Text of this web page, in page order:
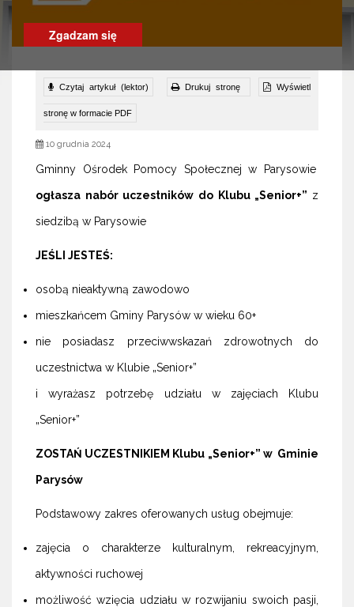
Zgadzam się
Czytaj artykuł (lektor) Drukuj stronę Wyświetl
stronę w formacie PDF
10 grudnia 2024
Gminny Ośrodek Pomocy Społecznej w Parysowie
ogłasza nabór uczestników do Klubu „Senior+” z
siedzibą w Parysowie
JEŚLI JESTEŚ:
osobą nieaktywną zawodowo
mieszkańcem Gminy Parysów w wieku 60+
nie posiadasz przeciwwskazań zdrowotnych do
uczestnictwa w Klubie „Senior+”
i wyrażasz potrzebę udziału w zajęciach Klubu
„Senior+”
ZOSTAŃ UCZESTNIKIEM Klubu „Senior+” w Gminie
Parysów
Podstawowy zakres oferowanych usług obejmuje:
zajęcia o charakterze kulturalnym, rekreacyjnym,
aktywności ruchowej
możliwość wzięcia udziału w rozwijaniu swoich pasji,